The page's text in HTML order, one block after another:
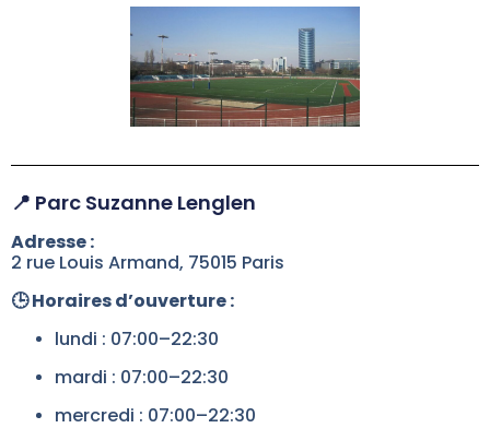
📍 Parc Suzanne Lenglen
Adresse :
2 rue Louis Armand, 75015 Paris
🕒 Horaires d’ouverture :
lundi : 07:00–22:30
mardi : 07:00–22:30
mercredi : 07:00–22:30